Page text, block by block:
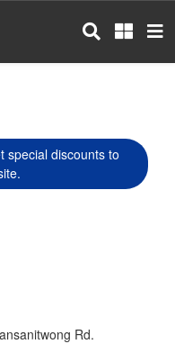
special discounts to
Rd.